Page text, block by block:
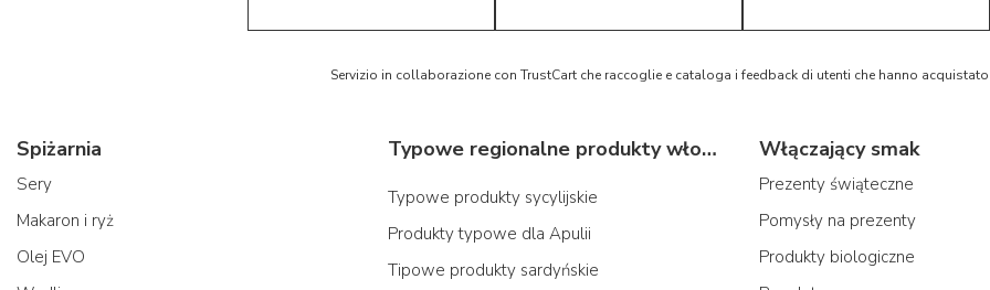
Servizio in collaborazione con TrustCart che raccoglie e cataloga i feedback di utenti che hanno
Spiżarnia
Sery
Makaron i ryż
Olej EVO
Typowe regionalne produkty włoskie
Typowe produkty sycylijskie
Produkty typowe dla Apulii
Tipowe produkty sardyńskie
Włączający smak
Prezenty świąteczne
Pomysły na prezenty
Produkty biologiczne